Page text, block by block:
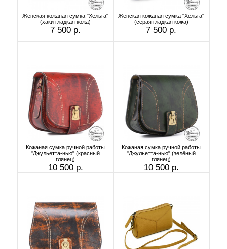
Женская кожаная сумка "Хельга"
(хаки гладкая кожа)
7 500 р.
Женская кожаная сумка "Хельга"
(серая гладкая кожа)
7 500 р.
Кожаная сумка ручной работы
"Джульетта-нью" (красный
глянец)
10 500 р.
Кожаная сумка ручной работы
"Джульетта-нью" (зелёный
глянец)
10 500 р.